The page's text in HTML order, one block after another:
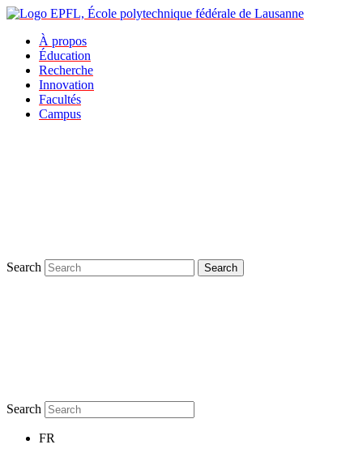
À propos
Éducation
Recherche
Innovation
Facultés
Campus
Search Search
Search
FR